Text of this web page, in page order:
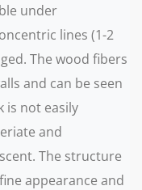
under
lines (1-2
The wood fibers
and can be seen
is not easily
and
The structure
appearance and